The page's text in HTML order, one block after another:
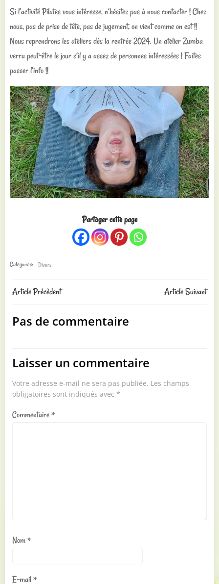
Si l’activité Pilates vous intéresse, n’hésitez pas à nous contacter ! Chez
nous, pas de prise de tête, pas de jugement, on vient comme on est !!
Nous reprendrons les ateliers dès la rentrée 2024. Un atelier Zumba
verra peut-être le jour s’il y a assez de personnes intéressées ! Faites
passer l’info !!
Partager cette page
Categories: Divers
Post
navigation
Article Précèdent
navigation
Article Suivant
Pas de commentaire
Laisser un commentaire
Votre adresse e-mail ne sera pas publiée. Les champs
obligatoires sont indiqués avec *
Commentaire*
Nom*
E-mail*